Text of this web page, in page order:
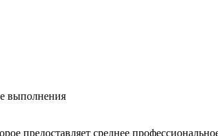
выполнения
предоставляет среднее